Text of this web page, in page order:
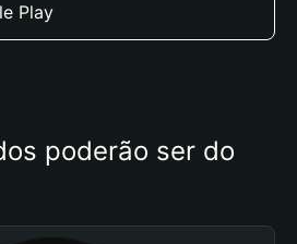
Play
poderão ser do